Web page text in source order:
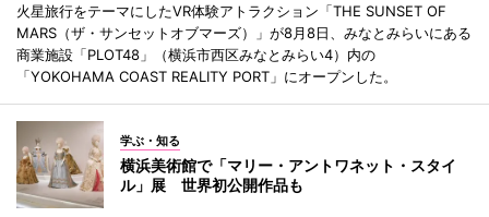
火星旅行をテーマにしたVR体験アトラクション「THE SUNSET OF
MARS（ザ・サンセットオブマーズ）」が8月8日、みなとみらいにある
商業施設「PLOT48」（横浜市西区みなとみらい4）内の
「YOKOHAMA COAST REALITY PORT」にオープンした。
学ぶ・知る
横浜美術館で「マリー・アントワネット・スタイ
ル」展 世界初公開作品も